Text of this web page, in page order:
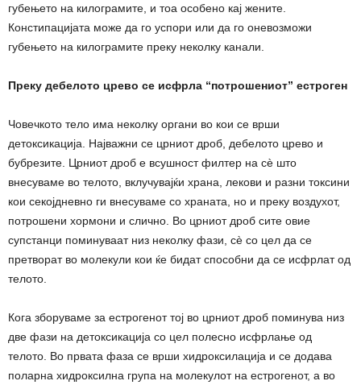
губењето на килограмите, и тоа особено кај жените.
Констипацијата може да го успори или да го оневозможи
губењето на килограмите преку неколку канали.
Преку дебелото црево се исфрла “потрошениот” естроген
Човечкото тело има неколку органи во кои се врши
детоксикација. Најважни се црниот дроб, дебелото црево и
бубрезите. Црниот дроб е всушност филтер на сè што
внесуваме во телото, вклучувајќи храна, лекови и разни токсини
кои секојдневно ги внесуваме со храната, но и преку воздухот,
потрошени хормони и слично. Во црниот дроб сите овие
супстанци поминуваат низ неколку фази, сè со цел да се
претворат во молекули кои ќе бидат способни да се исфрлат од
телото.
Кога зборуваме за естрогенот тој во црниот дроб поминува низ
две фази на детоксикација со цел полесно исфрлање од
телото. Во првата фаза се врши хидроксилација и се додава
поларна хидроксилна група на молекулот на естрогенот, а во